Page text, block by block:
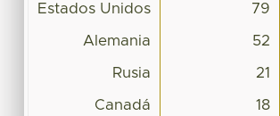
Estados Unidos 79
Alemania 52
Rusia 21
Canadá 18